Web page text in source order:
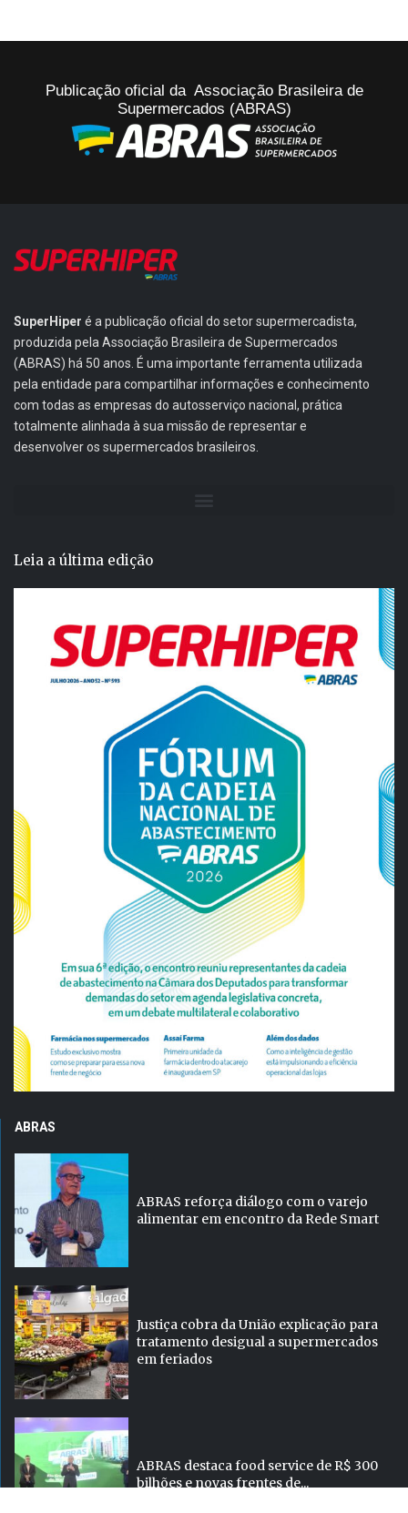
Publicação oficial da Associação Brasileira de
Supermercados (ABRAS)
SuperHiper é a publicação oficial do setor supermercadista,
produzida pela Associação Brasileira de Supermercados
(ABRAS) há 50 anos. É uma importante ferramenta utilizada
pela entidade para compartilhar informações e conhecimento
com todas as empresas do autosserviço nacional, prática
totalmente alinhada à sua missão de representar e
desenvolver os supermercados brasileiros.
Leia a última edição
ABRAS
ABRAS reforça diálogo com o varejo
alimentar em encontro da Rede Smart
Justiça cobra da União explicação para
tratamento desigual a supermercados
em feriados
ABRAS destaca food service de R$ 300
bilhões e novas frentes de...